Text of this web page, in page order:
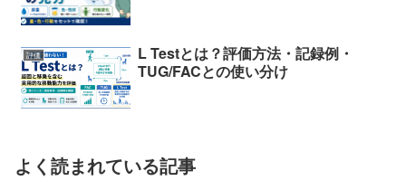
評価
L Testとは？評価方法・記録例・
TUG/FACとの使い分け
よく読まれている記事